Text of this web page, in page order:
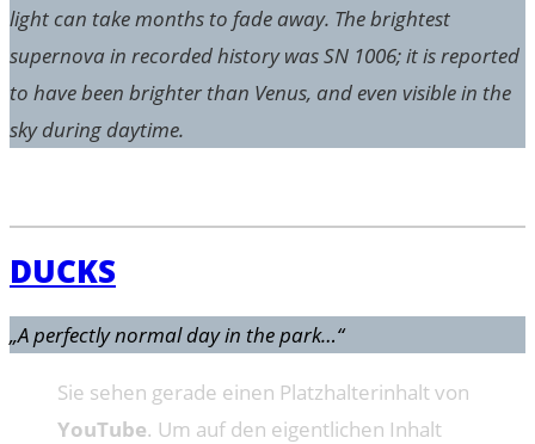
light can take months to fade away. The brightest
supernova in recorded history was SN 1006; it is reported
to have been brighter than Venus, and even visible in the
sky during daytime.
DUCKS
„A perfectly normal day in the park…“
Sie sehen gerade einen Platzhalterinhalt von
YouTube. Um auf den eigentlichen Inhalt